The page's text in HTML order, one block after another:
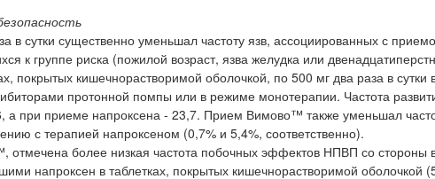
в сутки существенно уменьшал частоту язв, ассоциированных с
к группе риска (пожилой возраст, язва желудка или
покрытых кишечнорастворимой оболочкой, по 500 мг два раза в сутки
протонной помпы или в режиме монотерапии. Частота
при приеме напроксена - 23,7. Прием Вимово™ также уменьшал
с терапией напроксеном (0,7% и 5,4%, соответственно).
более низкая частота побочных эффектов НПВП со стороны
напроксен в таблетках, покрытых кишечнорастворимой оболочкой